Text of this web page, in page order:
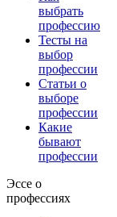
выбрать
профессию
Тесты на
выбор
профессии
Статьи о
выборе
профессии
Какие
бывают
профессии
Эссе о
профессиях